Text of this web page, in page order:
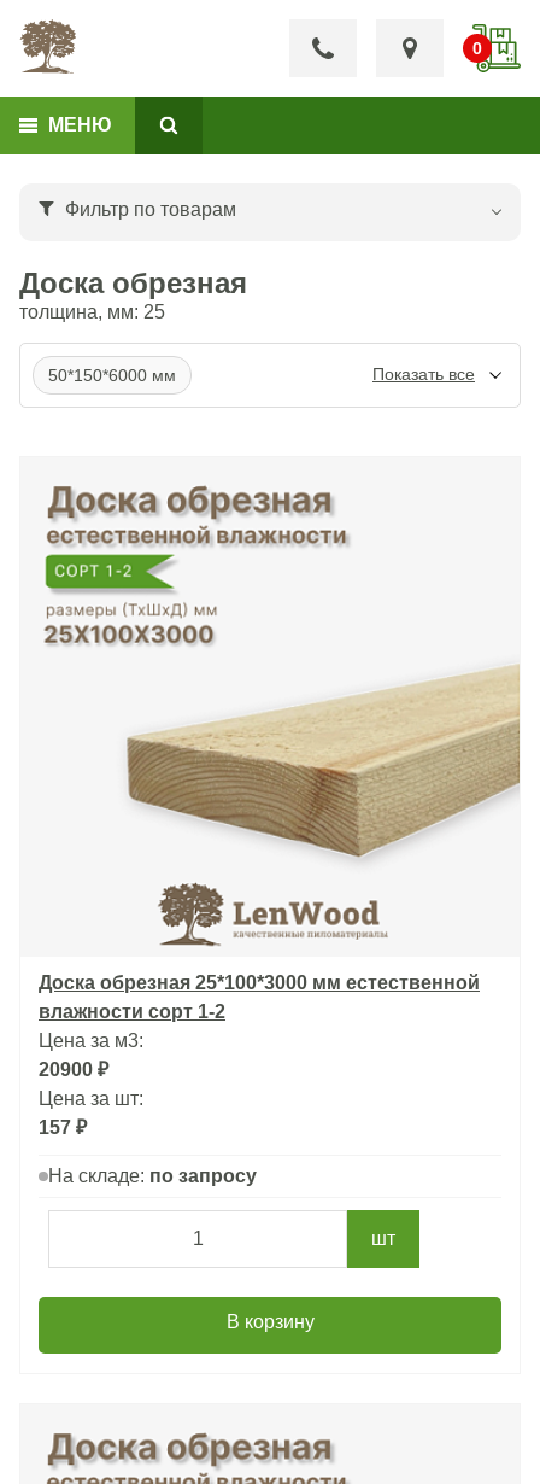
МЕНЮ
Фильтр по товарам
Доска обрезная
толщина, мм: 25
50*150*6000 мм
25*100*6000 мм 200 мм 50*100*6000 мм
25 мм 50 мм
Доска обрезная 25*100*3000 мм естественной
влажности сорт 1-2
Цена за м3:
20900 ₽
Цена за шт:
157 ₽
На складе: по запросу
шт
В корзину